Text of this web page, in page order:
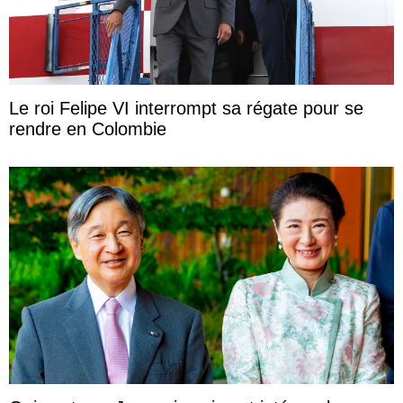
Le roi Felipe VI interrompt sa régate pour se
rendre en Colombie